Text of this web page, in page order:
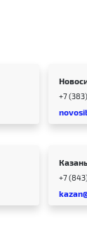
+7
Казань
+7